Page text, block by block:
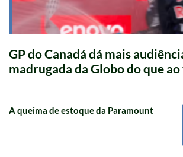
GP do Canadá dá mais
madrugada da Globo do que
A queima de estoque da Paramount